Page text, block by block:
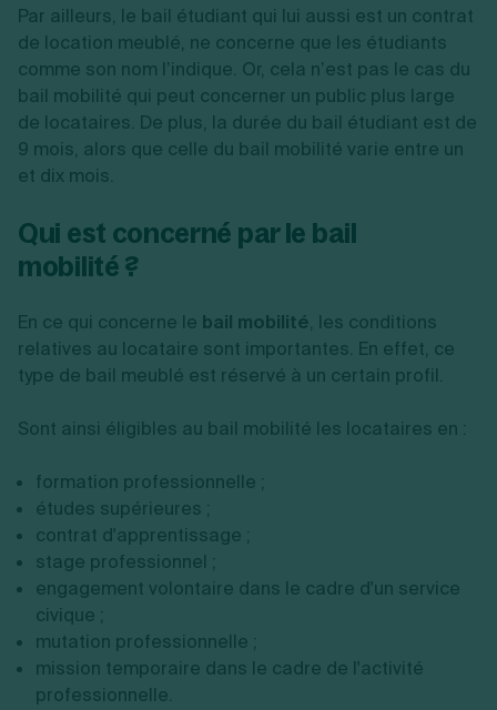
Par ailleurs, le bail étudiant qui lui aussi est un contrat
de location meublé, ne concerne que les étudiants
comme son nom l’indique. Or, cela n’est pas le cas du
bail mobilité qui peut concerner un public plus large
de locataires. De plus, la durée du bail étudiant est de
9 mois, alors que celle du bail mobilité varie entre un
et dix mois.
Qui est concerné par le bail
mobilité ?
En ce qui concerne le bail mobilité, les conditions
relatives au locataire sont importantes. En effet, ce
type de bail meublé est réservé à un certain profil.
Sont ainsi éligibles au bail mobilité les locataires en :
formation professionnelle ;
études supérieures ;
contrat d'apprentissage ;
stage professionnel ;
engagement volontaire dans le cadre d'un service
civique ;
mutation professionnelle ;
mission temporaire dans le cadre de l'activité
professionnelle.